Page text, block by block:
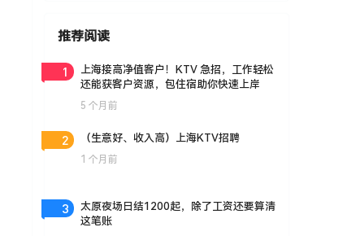
推荐阅读
1
上海接高净值客户！KTV 急招，工作轻松
还能获客户资源，包住宿助你快速上岸
5 个月前
2 （生意好、收入高）上海KTV招聘
1 个月前
3
太原夜场日结1200起，除了工资还要算清
这笔账